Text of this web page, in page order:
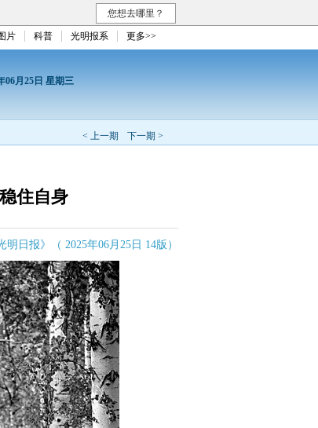
您想去哪里？
片 科普 光明报系 更多>>
06月25日 星期三
< 上一期 下一期 >
住自身
明日报》（ 2025年06月25日 14版）